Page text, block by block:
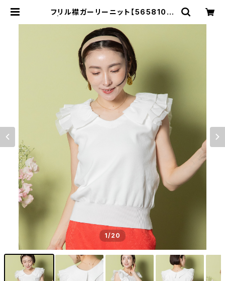
フリル襟ガーリーニット【5658101】
1/20